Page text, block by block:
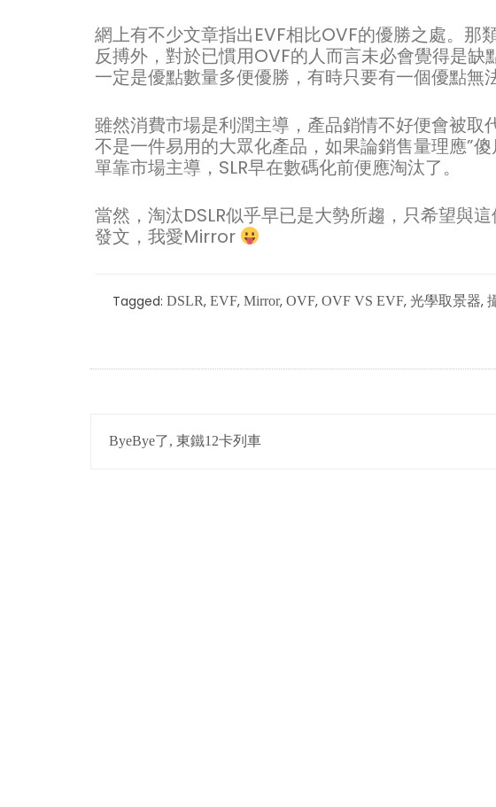
網上有不少文章指出EVF相比OVF的優勝之處。那
反搏外，對於已慣用OVF的人而言未必會覺得是
一定是優點數量多便優勝，有時只要有一個優點無
雖然消費市場是利潤主導，產品銷情不好便會被取
不是一件易用的大眾化產品，如果論銷售量理應”
單靠市場主導，SLR早在數碼化前便應淘汰了。
當然，淘汰DSLR似乎早已是大勢所趨，只希望與
發文，我愛Mirror
Tagged: DSLR, EVF, Mirror, OVF, OVF VS EVF, 光學取景器,
POST
NAVIGATION
ByeBye了, 東鐵12卡列車